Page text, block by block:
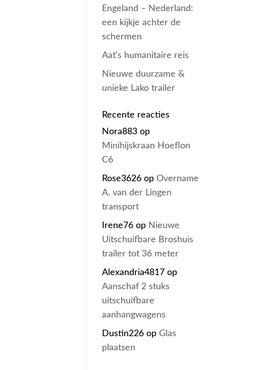
Engeland – Nederland:
een kijkje achter de
schermen
Aat’s humanitaire reis
Nieuwe duurzame &
unieke Lako trailer
Recente reacties
Nora883 op
Minihijskraan Hoeflon
C6
Rose3626 opOvername
A. van der Lingen
transport
Irene76 op Nieuwe
Uitschuifbare Broshuis
trailer tot 36 meter
Alexandria4817 op
Aanschaf 2 stuks
uitschuifbare
aanhangwagens
Dustin226 opGlas
plaatsen